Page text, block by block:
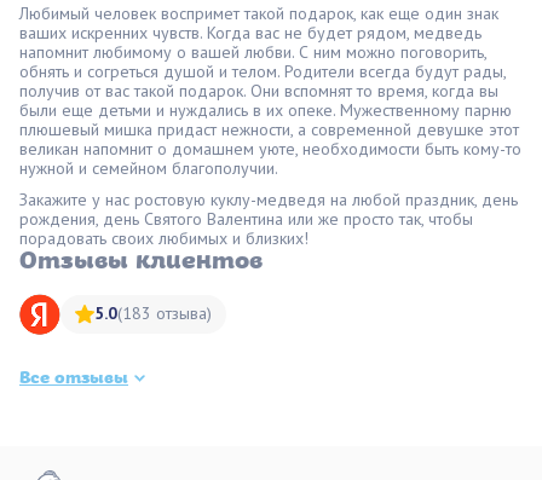
Любимый человек воспримет такой подарок, как еще один знак
ваших искренних чувств. Когда вас не будет рядом, медведь
напомнит любимому о вашей любви. С ним можно поговорить,
обнять и согреться душой и телом. Родители всегда будут рады,
получив от вас такой подарок. Они вспомнят то время, когда вы
были еще детьми и нуждались в их опеке. Мужественному парню
плюшевый мишка придаст нежности, а современной девушке этот
великан напомнит о домашнем уюте, необходимости быть кому-то
нужной и семейном благополучии.
Закажите у нас ростовую куклу-медведя на любой праздник, день
рождения, день Святого Валентина или же просто так, чтобы
порадовать своих любимых и близких!
Отзывы клиентов
5.0(183 отзыва)
Все отзывы